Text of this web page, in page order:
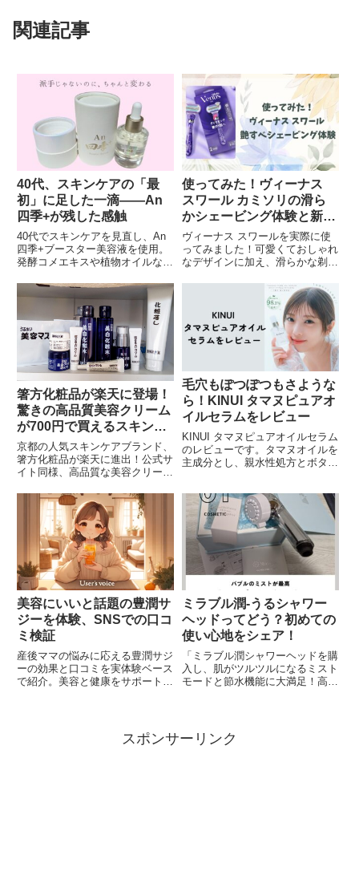
関連記事
40代、スキンケアの「最
初」に足した一滴——An
四季+が残した感触
40代でスキンケアを見直し、An
四季+ブースター美容液を使用。
発酵コメエキスや植物オイルなど
本製ならではの品質まで具体的に
レビューしています。
使ってみた！ヴィーナス
スワール カミソリの滑ら
かシェービング体験と新ラ
インナップ
ヴィーナス スワールを実際に使
ってみました！可愛くておしゃれ
なデザインに加え、滑らかな剃り
ッションテクノロジーでひりつき
感が軽減され、敏感肌にも優しい
使い心地。旧製品との違いや特長
を詳しく紹介しています。ぜひ、
艶すべ肌を体験してみてくださ
箸方化粧品が楽天に登場！
驚きの高品質美容クリーム
が700円で買えるスキンケ
アシリーズ
京都の人気スキンケアブランド、
箸方化粧品が楽天に進出！公式サ
イト同様、高品質な美容クリーム
ンで手軽に購入できます。送料無
料ラインも低くなり、さらにお得
に。今すぐチェックして、素晴ら
しいスキンケア体験を！
毛穴もぽつぽつもさような
ら！KINUI タマヌピュアオ
イルセラムをレビュー
KINUI タマヌピュアオイルセラム
のレビューです。タマヌオイルを
主成分とし、親水性処方とボタニ
せ、潤いを与え、健康的な美肌を
目指します。敏感肌の方にも安心
してお使いいただけます。
美容にいいと話題の豊潤サ
ジーを体験、SNSでの口コ
ミ検証
産後ママの悩みに応える豊潤サジ
ーの効果と口コミを実体験ベース
で紹介。美容と健康をサポートす
ミラブル潤-うるシャワー
ヘッドってどう？初めての
使い心地をシェア！
「ミラブル潤シャワーヘッドを購
入し、肌がツルツルになるミスト
モードと節水機能に大満足！高級
スポンサーリンク